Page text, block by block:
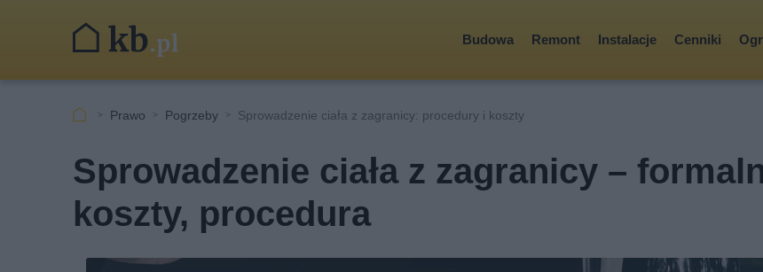
Budowa Remont Instalacje Cenniki
Prawo Pogrzeby Sprowadzenie ciała z zagranicy: procedury i koszty
Sprowadzenie ciała z zagranicy –
koszty, procedura